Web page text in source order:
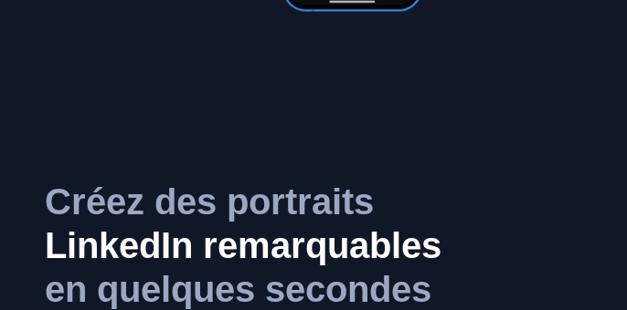
Créez des portraits
LinkedIn remarquables
en quelques secondes